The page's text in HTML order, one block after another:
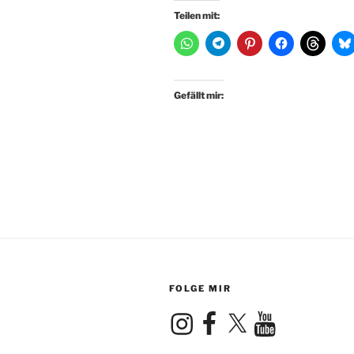
Teilen mit:
Gefällt mir:
FOLGE MIR
InstagramFacebook
X YouTube